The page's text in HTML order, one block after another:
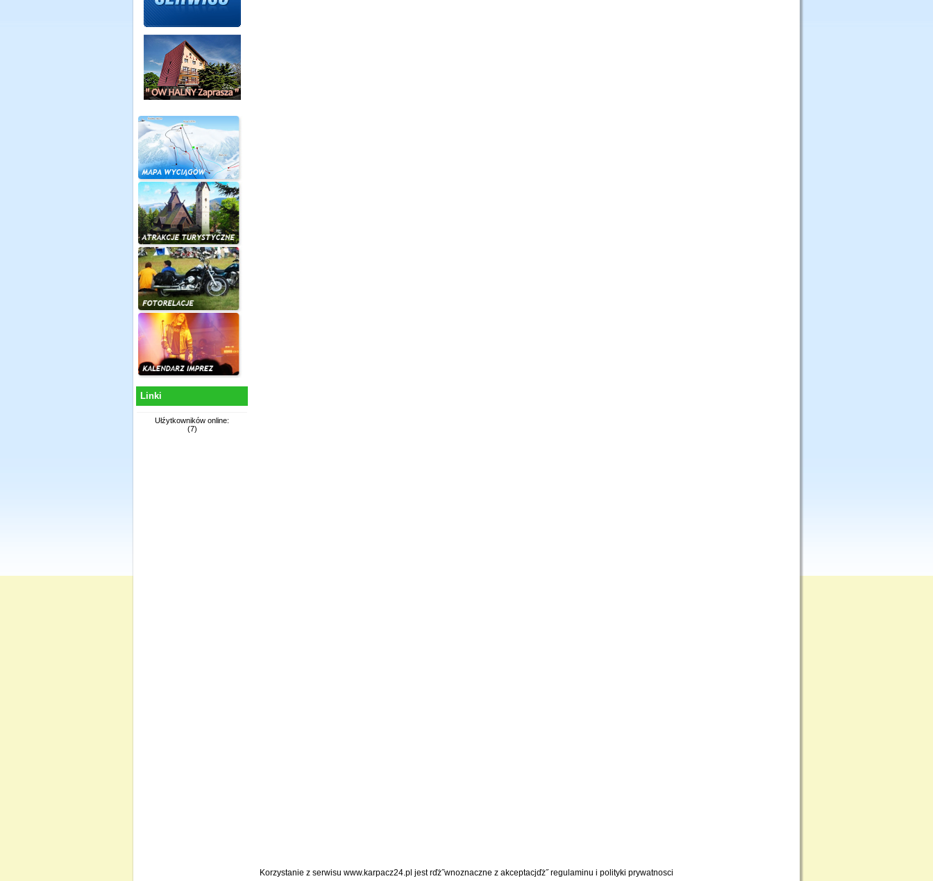
Linki
Ułźytkowników online:
(7)
Korzystanie z serwisu www.karpacz24.pl jest rďż˝wnoznaczne z akceptacjďż˝regulaminu i polityki prywatnosci